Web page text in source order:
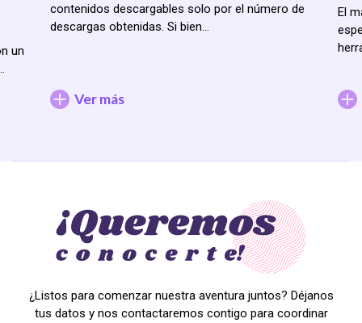
un
contenidos descargables solo por el número de
descargas obtenidas. Si bien…
Ver más
El
¿Listos para comenzar nuestra aventura juntos? Déjanos
tus datos y nos contactaremos contigo para coordinar